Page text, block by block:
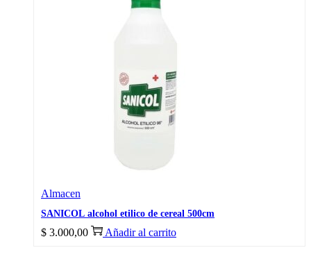
Almacen
SANICOL alcohol etilico de cereal 500cm
$ 3.000,00 Añadir al carrito